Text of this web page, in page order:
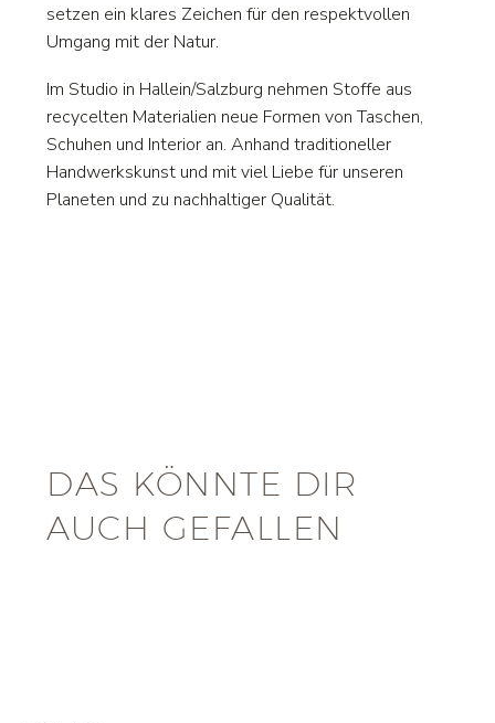
setzen ein klares Zeichen für den respektvollen
Umgang mit der Natur.
Im Studio in Hallein/Salzburg nehmen Stoffe aus
recycelten Materialien neue Formen von Taschen,
Schuhen und Interior an. Anhand traditioneller
Handwerkskunst und mit viel Liebe für unseren
Planeten und zu nachhaltiger Qualität.
DAS KÖNNTE DIR
AUCH GEFALLEN